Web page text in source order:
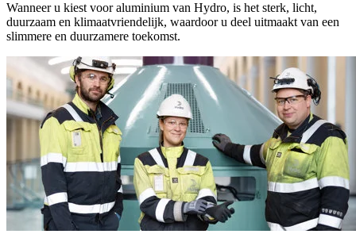
Wanneer u kiest voor aluminium van Hydro, is het sterk, licht,
duurzaam en klimaatvriendelijk, waardoor u deel uitmaakt van een
slimmere en duurzamere toekomst.